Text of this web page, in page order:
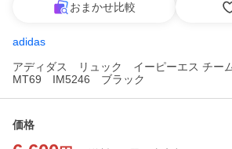
おまかせ比較
adidas
アディダス リュック イーピーエス チー
MT69 IM5246 ブラック
価格